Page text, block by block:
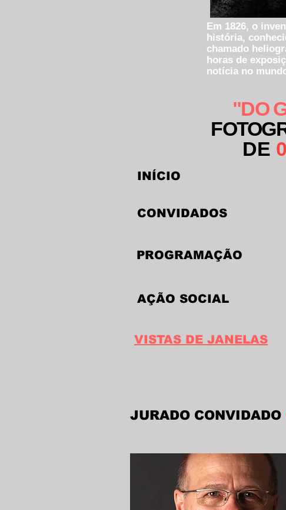
Em 1826, o
história,
chamado
horas de
notícia no
"DO
DE
INÍCIO
CONVIDADOS
PROGRAMAÇÃO
AÇÃO SOCIAL
VISTAS DE JANELAS
JURADO CONVIDADO